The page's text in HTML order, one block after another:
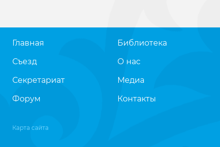
Главная
Съезд
Секретариат
Форум
Библиотека
О нас
Медиа
Контакты
Карта сайта